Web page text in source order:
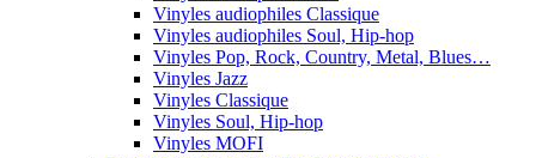
Vinyles audiophiles Classique
Vinyles audiophiles Soul, Hip-hop
Vinyles Pop, Rock, Country, Metal, Blues…
Vinyles Jazz
Vinyles Classique
Vinyles Soul, Hip-hop
Vinyles MOFI